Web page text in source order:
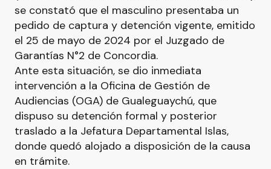
se constató que el masculino presentaba un
pedido de captura y detención vigente, emitido
el 25 de mayo de 2024 por el Juzgado de
Garantías N°2 de Concordia.
Ante esta situación, se dio inmediata
intervención a la Oficina de Gestión de
Audiencias (OGA) de Gualeguaychú, que
dispuso su detención formal y posterior
traslado a la Jefatura Departamental Islas,
donde quedó alojado a disposición de la causa
en trámite.